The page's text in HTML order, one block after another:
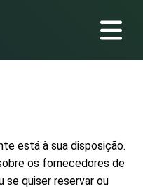
está à sua disposição.
os fornecedores de
se quiser reservar ou